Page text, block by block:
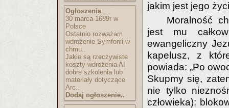
Ogłoszenia:
30 marca 1689r w
Polsce
Ostatnio rozważam
wdrożenie Symfonii w
chmu..
Jakie są rzeczywiste
koszty wdrożenia AI
dobre szkolenia lub
materiały dotyczące
Arc..
Dodaj ogłoszenie..
jakim jest jego
Moralność
jest mu
ewangeliczny
kapelusz, z
powiada: „Po
Skupmy się,
nie tylko
człowieka):